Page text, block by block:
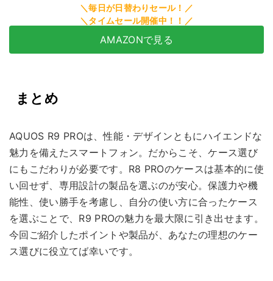
AMAZONで見る
まとめ
AQUOS R9 PROは、性能・デザインともにハイエンドな
魅力を備えたスマートフォン。だからこそ、ケース選び
にもこだわりが必要です。R8 PROのケースは基本的に使
い回せず、専用設計の製品を選ぶのが安心。保護力や機
能性、使い勝手を考慮し、自分の使い方に合ったケース
を選ぶことで、R9 PROの魅力を最大限に引き出せます。
今回ご紹介したポイントや製品が、あなたの理想のケー
ス選びに役立てば幸いです。